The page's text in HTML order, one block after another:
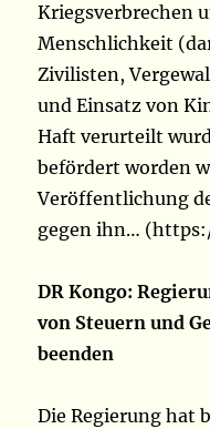
Kriegsverbrechen
Menschlichkeit
Zivilisten,
und Einsatz von
Haft verurteilt
befördert worden
Veröffentlichung
gegen ihn…
DR Kongo:
von Steuern und
beenden
Die Regierung hat